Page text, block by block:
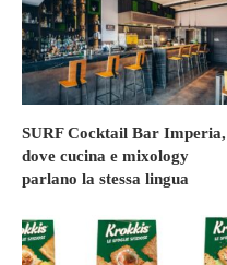
SURF Cocktail Bar Imperia,
dove cucina e mixology
parlano la stessa lingua